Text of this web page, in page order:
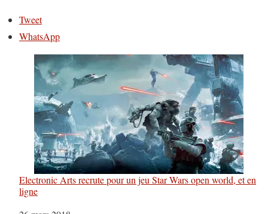
Tweet
WhatsApp
Electronic Arts recrute pour un jeu Star Wars open world, et en
ligne